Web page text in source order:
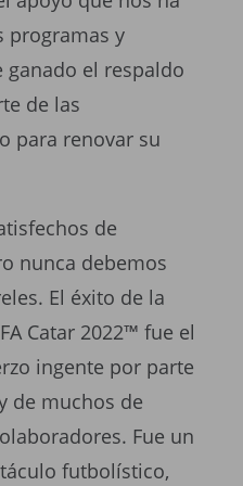
programas y
el respaldo
de las
para renovar su
de
nunca debemos
El éxito de la
Catar 2022™ fue el
ingente por parte
de muchos de
Fue un
futbolístico,